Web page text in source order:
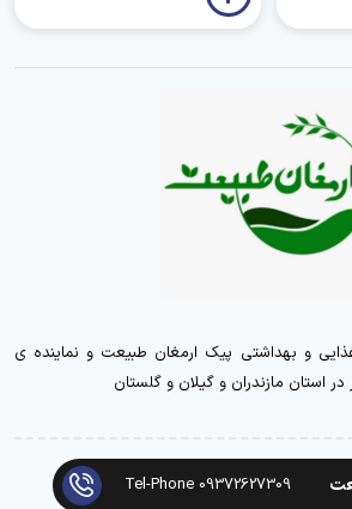
و بهداشتی پیک ارمغان طبیعت و نماینده ی
استان مازندران و گیلان و گلستان
Tel-Phone 09372627309